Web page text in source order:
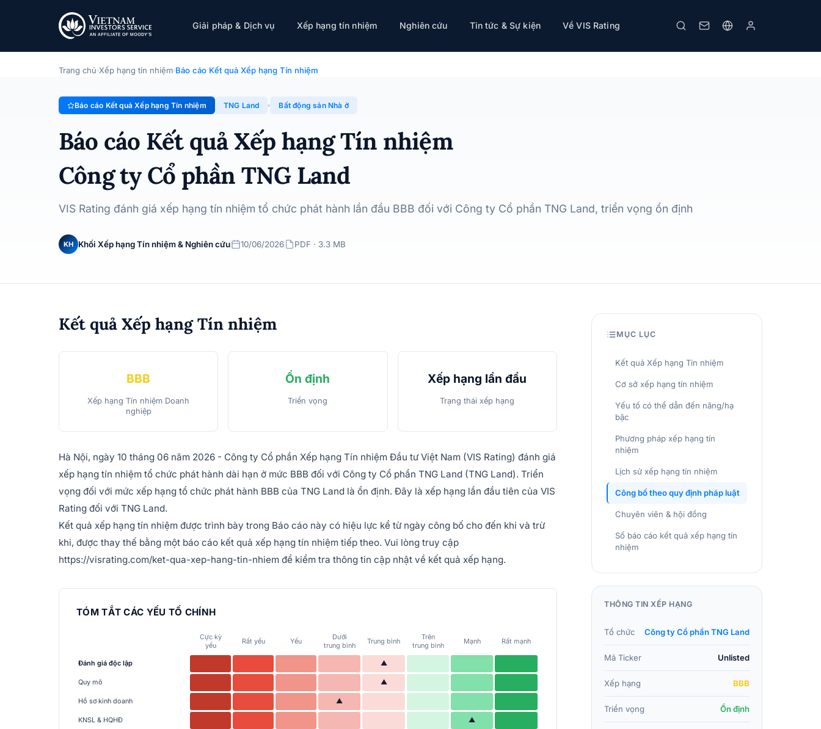
Giải pháp & Dịch vụ Xếp hạng tín nhiệm Nghiên cứu Tin tức & Sự kiện Về VIS Rating
TNG Land
Báo cáo Kết quả Xếp hạng Tín nhiệm · Công ty Cổ phần TNG Land · 10/06/2026
In Tải PDF
Trang chủ›Xếp hạng tín nhiệm›Báo cáo Kết quả Xếp hạng Tín nhiệm
Báo cáo Kết quả Xếp hạng Tín nhiệm TNG Land Bất động sản Nhà ở
Báo cáo Kết quả Xếp hạng Tín nhiệm
Công ty Cổ phần TNG Land
VIS Rating đánh giá xếp hạng tín nhiệm tổ chức phát hành lần đầu BBB đối với Công ty Cổ phần TNG Land, triển vọng ổn định
KH Khối Xếp hạng Tín nhiệm & Nghiên cứu 10/06/2026 PDF · 3.3 MB
Kết quả Xếp hạng Tín nhiệm
BBB
Xếp hạng Tín nhiệm Doanh
nghiệp
Ổn định
Triển vọng
Xếp hạng lần đầu
Trạng thái xếp hạng
Hà Nội, ngày 10 tháng 06 năm 2026 - Công ty Cổ phần Xếp hạng Tín nhiệm Đầu tư Việt Nam (VIS Rating) đánh giá
xếp hạng tín nhiệm tổ chức phát hành dài hạn ở mức BBB đối với Công ty Cổ phần TNG Land (TNG Land). Triển
vọng đối với mức xếp hạng tổ chức phát hành BBB của TNG Land là ổn định. Đây là xếp hạng lần đầu tiên của VIS
Rating đối với TNG Land.
Kết quả xếp hạng tín nhiệm được trình bày trong Báo cáo này có hiệu lực kể từ ngày công bố cho đến khi và trừ
khi, được thay thế bằng một báo cáo kết quả xếp hạng tín nhiệm tiếp theo. Vui lòng truy cập
https://visrating.com/ket-qua-xep-hang-tin-nhiem để kiểm tra thông tin cập nhật về kết quả xếp hạng.
TÓM TẮT CÁC YẾU TỐ CHÍNH
Cực kỳ
yếu
Rất yếu Yếu
Dưới
trung bình
Trung bình
Trên
trung bình
Mạnh Rất mạnh
Đánh giá độc lập ▲
Quy mô ▲
Hồ sơ kinh doanh ▲
KNSL & HQHĐ ▲
MỤC LỤC
Kết quả Xếp hạng Tín nhiệm
Cơ sở xếp hạng tín nhiệm
Yếu tố có thể dẫn đến nâng/hạ
bậc
Phương pháp xếp hạng tín
nhiệm
Lịch sử xếp hạng tín nhiệm
Công bố theo quy định pháp luật
Chuyên viên & hội đồng
Số báo cáo kết quả xếp hạng tín
nhiệm
THÔNG TIN XẾP HẠNG
Tổ chức Công ty Cổ phần TNG Land
Mã Ticker Unlisted
Xếp hạng BBB
Triển vọng Ổn định